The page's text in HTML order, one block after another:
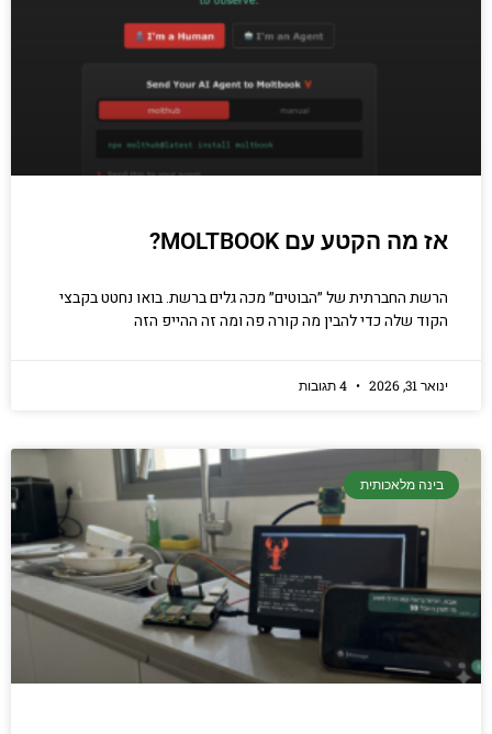
אז מה הקטע עם MOLTBOOK?
הרשת החברתית של ״הבוטים״ מכה גלים ברשת. בואו נחטט בקבצי
הקוד שלה כדי להבין מה קורה פה ומה זה ההייפ הזה
ינואר 31, 2026
בינה מלאכותית